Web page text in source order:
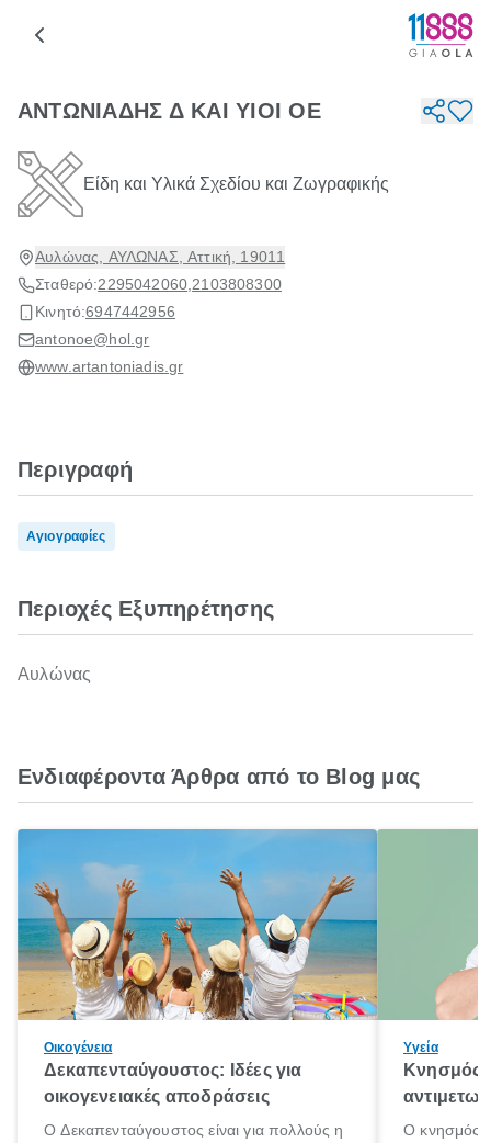
ΑΝΤΩΝΙΑΔΗΣ Δ ΚΑΙ ΥΙΟΙ ΟΕ
Είδη και Υλικά Σχεδίου και Ζωγραφικής
Αυλώνας, ΑΥΛΩΝΑΣ, Αττική, 19011
Σταθερό:2295042060 2103808300
Κινητό:6947442956
antonoe@hol.gr
www.artantoniadis.gr
Περιγραφή
Αγιογραφίες
Περιοχές Εξυπηρέτησης
Αυλώνας
Ενδιαφέροντα Άρθρα από το Blog μας
Οικογένεια
Δεκαπενταύγουστος: Ιδέες για
οικογενειακές αποδράσεις
Ο Δεκαπενταύγουστος είναι για πολλούς η
Υγεία
Κνησμός:
Ο κνησμός